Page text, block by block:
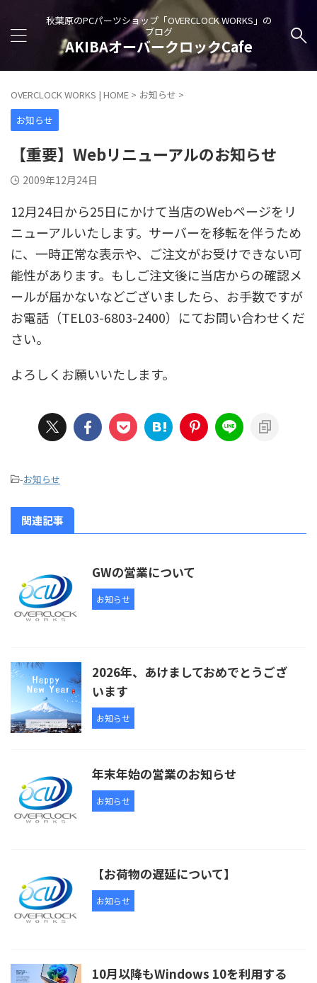
秋葉原のPCパーツショップ「OVERCLOCK WORKS」の
ブログ
AKIBAオーバークロックCafe
OVERCLOCK WORKS | HOME > お知らせ >
お知らせ
【重要】Webリニューアルのお知らせ
2009年12月24日
12月24日から25日にかけて当店のWebページをリ
ニューアルいたします。サーバーを移転を伴うため
に、一時正常な表示や、ご注文がお受けできない可
能性があります。もしご注文後に当店からの確認メ
ールが届かないなどございましたら、お手数ですが
お電話（TEL03-6803-2400）にてお問い合わせくだ
さい。
よろしくお願いいたします。
-お知らせ
関連記事
GWの営業について
お知らせ
2026年、あけましておめでとうござ
います
お知らせ
年末年始の営業のお知らせ
お知らせ
【お荷物の遅延について】
お知らせ
10月以降もWindows 10を利用する